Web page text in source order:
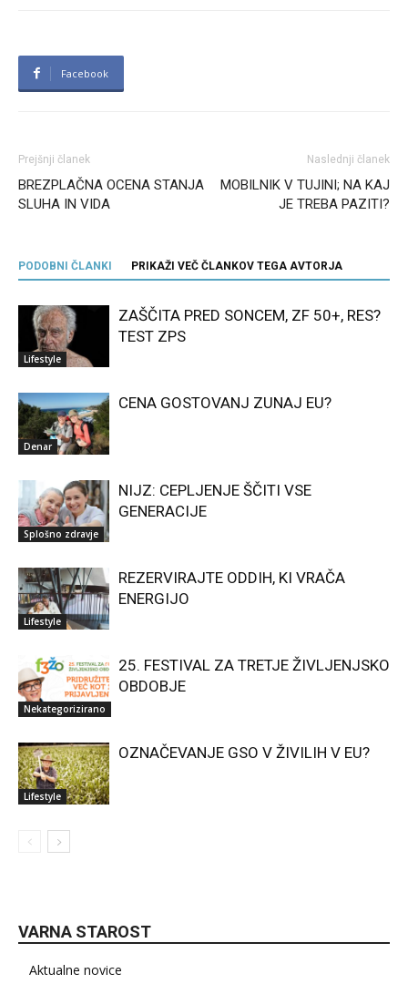
Facebook
Prejšnji članek
BREZPLAČNA OCENA STANJA
SLUHA IN VIDA
Naslednji članek
MOBILNIK V TUJINI; NA KAJ
JE TREBA PAZITI?
PODOBNI ČLANKI PRIKAŽI VEČ ČLANKOV TEGA AVTORJA
Lifestyle
ZAŠČITA PRED SONCEM, ZF 50+, RES?
TEST ZPS
Denar
CENA GOSTOVANJ ZUNAJ EU?
Splošno zdravje
NIJZ: CEPLJENJE ŠČITI VSE
GENERACIJE
Lifestyle
REZERVIRAJTE ODDIH, KI VRAČA
ENERGIJO
Nekategorizirano
25. FESTIVAL ZA TRETJE ŽIVLJENJSKO
OBDOBJE
Lifestyle
OZNAČEVANJE GSO V ŽIVILIH V EU?
VARNA STAROST
Aktualne novice